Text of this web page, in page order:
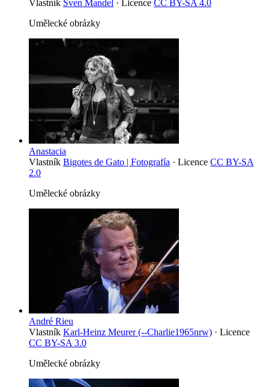
Vlastník Sven Mandel · Licence CC BY-SA 4.0
Umělecké obrázky
Anastacia
Vlastník Bigotes de Gato | Fotografía · Licence CC BY-SA
2.0
Umělecké obrázky
André Rieu
Vlastník Karl-Heinz Meurer (--Charlie1965nrw) · Licence
CC BY-SA 3.0
Umělecké obrázky